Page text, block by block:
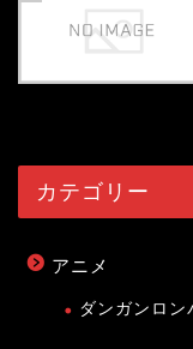
カテゴリー
アニメ
ダンガンロン